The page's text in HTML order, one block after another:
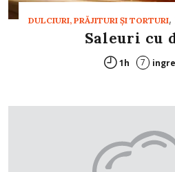
DULCIURI, PRĂJITURI ȘI TORTURI,
Saleuri cu
1h 7